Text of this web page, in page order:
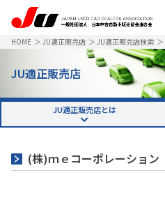
HOME ＞ JU適正販売店 ＞ JU適正販売店検索 ＞
JU適正販売店
JU適正販売店とは
(株)ｍｅコーポレーション